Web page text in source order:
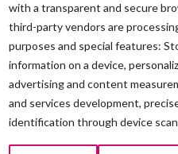
with a transparent and secure
third-party vendors are
purposes and special features:
information on a device,
advertising and content
and services development,
identification through device
België januari 2021